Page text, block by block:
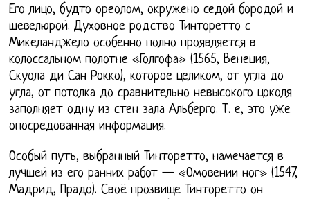
Его лицо, будто ореолом, окружено седой бородой и
шевелюрой. Духовное родство Тинторетто с
Микеланджело особенно полно проявляется в
колоссальном полотне «Голгофа» (1565, Венеция,
Скуола ди Сан Рокко), которое целиком, от угла до
угла, от потолка до сравнительно невысокого цоколя
заполняет одну из стен зала Альберго. Т. е, это уже
опосредованная информация.
Особый путь, выбранный Тинторетто, намечается в
лучшей из его ранних работ — «Омовении ног» (1547,
Мадрид, Прадо). Своё прозвище Тинторетто он